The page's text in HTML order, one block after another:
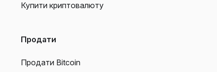
Купити криптовалюту
Продати
Продати Bitcoin